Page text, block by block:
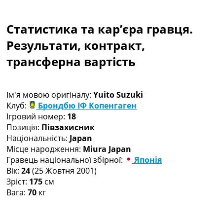
Чемпіонат Світу
Україна. Прем’єр-Ліга
Україна. Перша Ліга
Ліга Чемпіонів
Ще Турніри >>>
Таблиці
Чемпіонат Світу. Турнирні таблиці
Таблиця УПЛ
Перша Ліга
Таблиця АПЛ
Таблиця Ла Ліги
Таблиця Ліги Чемпіонів
Всі таблиці >>>
Рейтинги
Статистика та кар’єра гравця.
Результати, контракт,
трансферна вартість
Ім'я мовою оригіналу: Yuito Suzuki
Клуб:
Брондбю ІФ Копенгаген
Ігровий номер: 18
Позиція: Півзахисник
Національність: Japan
Місце народження: Miura Japan
Гравець національної збірної:
Японія
Вік: 24(25 Жовтня 2001)
Зріст: 175 см
Вага: 70 кг